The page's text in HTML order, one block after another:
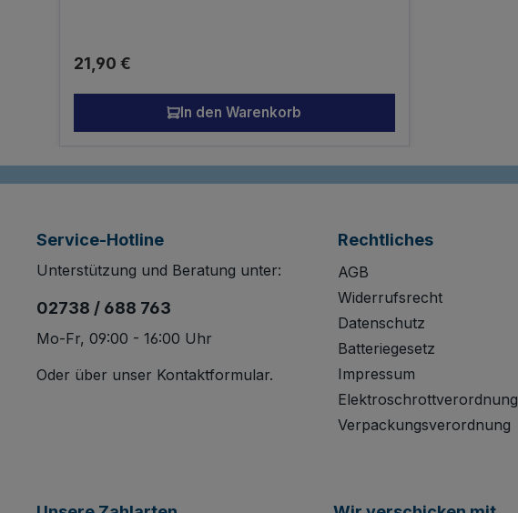
Regulärer Preis:
21,90 €
In den Warenkorb
Service-Hotline
Unterstützung und Beratung unter:
02738 / 688 763
Mo-Fr, 09:00 - 16:00 Uhr
Oder über unser Kontaktformular.
Rechtliches
AGB
Widerrufsrecht
Datenschutz
Batteriegesetz
Impressum
Elektroschrottverordnung
Verpackungsverordnung